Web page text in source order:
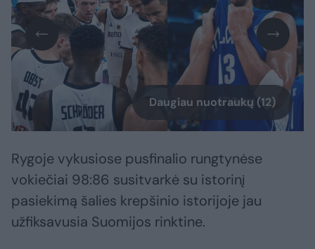
Daugiau nuotraukų (12)
Rygoje vykusiose pusfinalio rungtynėse
vokiečiai 98:86 susitvarkė su istorinį
pasiekimą šalies krepšinio istorijoje jau
užfiksavusia Suomijos rinktine.